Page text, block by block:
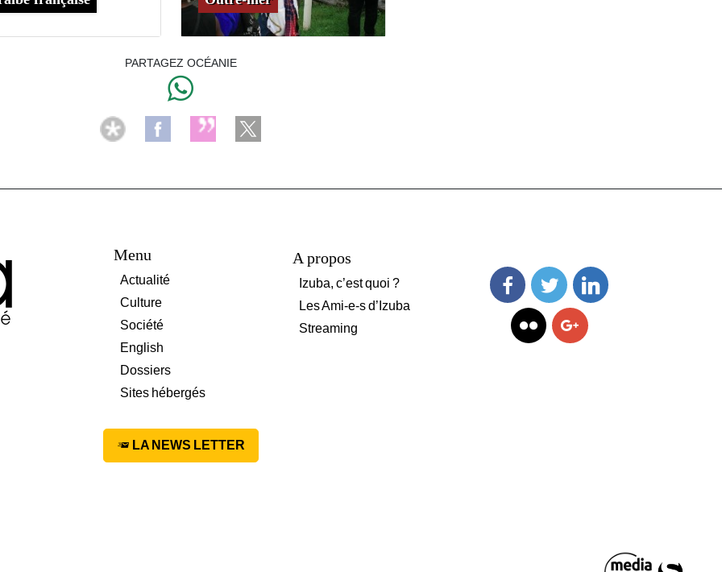
PARTAGEZ OCÉANIE
Menu
Actualité
Culture
Société
English
Dossiers
Sites hébergés
A propos
Izuba, c’est quoi ?
Les Ami-e-s d’Izuba
Streaming
FacebookTwitter
LA NEWS LETTER